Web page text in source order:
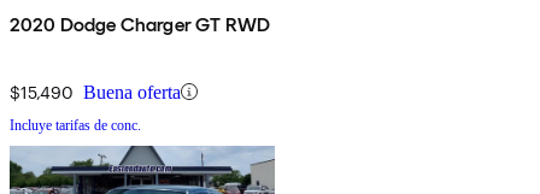
2020 Dodge Charger GT RWD
$15,490 Buena oferta
Incluye tarifas de conc.